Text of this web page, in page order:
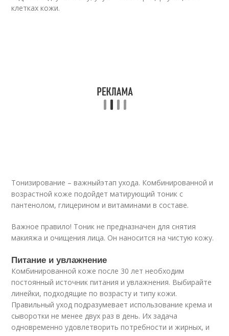
клетках кожи.
Тонизирование – важныйэтап ухода. Комбинированной и
возрастной коже подойдет матирующий тоник с
пантенолом, глицерином и витаминами в составе.
Важное правило! Тоник не предназначен для снятия
макияжа и очищения лица. Он наносится на чистую кожу.
Питание и увлажнение
Комбинированной коже после 30 лет необходим
постоянный источник питания и увлажнения. Выбирайте
линейки, подходящие по возрасту и типу кожи.
Правильный уход подразумевает использование крема и
сыворотки не менее двух раз в день. Их задача
одновременно удовлетворить потребности и жирных, и